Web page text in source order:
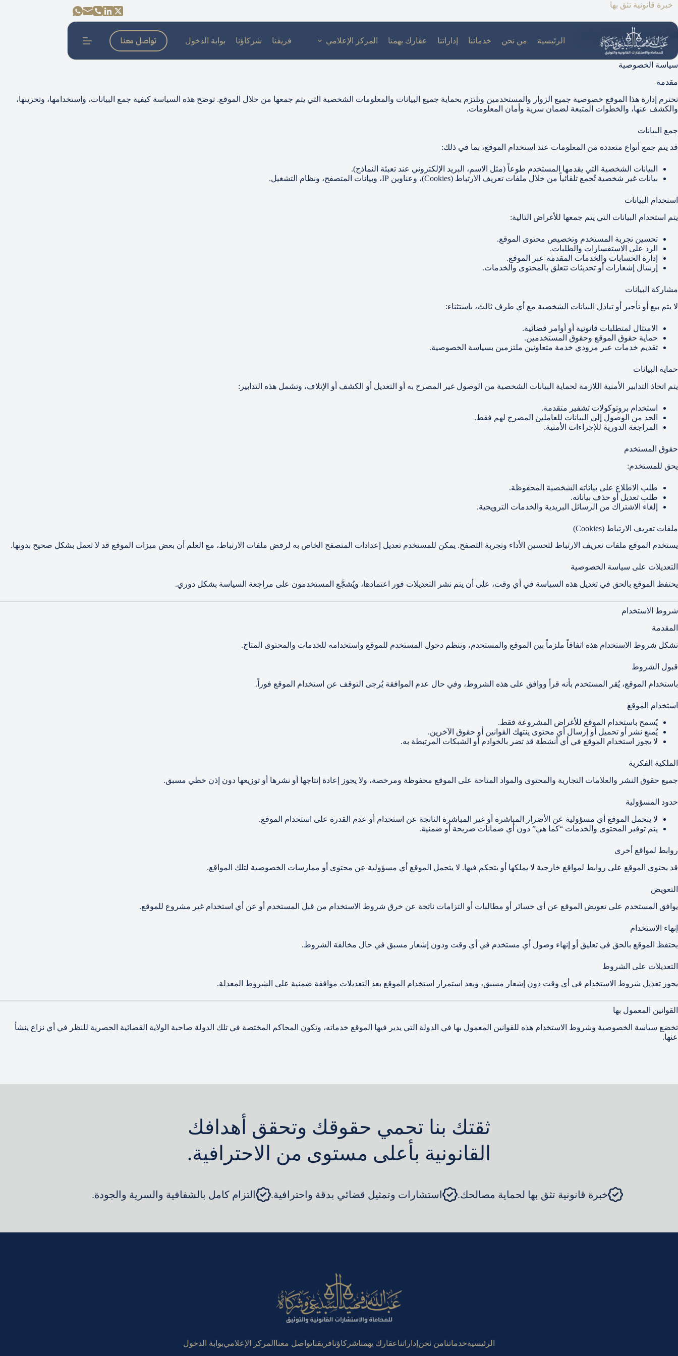
التجاوز
المحتوى
خبرة قانونية تثق بها
الرئيسية من نحن خدماتنا إداراتنا عقارك يهمنا المركز الإعلامي فريقنا شركاؤنا بوابة الدخول تواصل معنا الخصوصية وشروط الاستخدام
سياسة الخصوصية
مقدمة
تحترم إدارة هذا الموقع خصوصية جميع الزوار والمستخدمين وتلتزم بحماية جميع البيانات والمعلومات الشخصية التي يتم جمعها من خلال الموقع. توضح هذه السياسة كيفية جمع البيانات، واستخدامها، وتخزينها،
والكشف عنها، والخطوات المتبعة لضمان سرية وأمان المعلومات.
جمع البيانات
قد يتم جمع أنواع متعددة من المعلومات عند استخدام الموقع، بما في ذلك:
البيانات الشخصية التي يقدمها المستخدم طوعاً (مثل الاسم، البريد الإلكتروني عند تعبئة النماذج).
بيانات غير شخصية تُجمع تلقائياً من خلال ملفات تعريف الارتباط (Cookies)، وعناوين IP، وبيانات المتصفح، ونظام التشغيل.
استخدام البيانات
يتم استخدام البيانات التي يتم جمعها للأغراض التالية:
تحسين تجربة المستخدم وتخصيص محتوى الموقع.
الرد على الاستفسارات والطلبات.
إدارة الحسابات والخدمات المقدمة عبر الموقع.
إرسال إشعارات أو تحديثات تتعلق بالمحتوى والخدمات.
مشاركة البيانات
لا يتم بيع أو تأجير أو تبادل البيانات الشخصية مع أي طرف ثالث، باستثناء:
الامتثال لمتطلبات قانونية أو أوامر قضائية.
حماية حقوق الموقع وحقوق المستخدمين.
تقديم خدمات عبر مزودي خدمة متعاونين ملتزمين بسياسة الخصوصية.
حماية البيانات
يتم اتخاذ التدابير الأمنية اللازمة لحماية البيانات الشخصية من الوصول غير المصرح به أو التعديل أو الكشف أو الإتلاف، وتشمل هذه التدابير:
استخدام بروتوكولات تشفير متقدمة.
الحد من الوصول إلى البيانات للعاملين المصرح لهم فقط.
المراجعة الدورية للإجراءات الأمنية.
حقوق المستخدم
يحق للمستخدم:
طلب الاطلاع على بياناته الشخصية المحفوظة.
طلب تعديل أو حذف بياناته.
إلغاء الاشتراك من الرسائل البريدية والخدمات الترويجية.
ملفات تعريف الارتباط (Cookies)
يستخدم الموقع ملفات تعريف الارتباط لتحسين الأداء وتجربة التصفح. يمكن للمستخدم تعديل إعدادات المتصفح الخاص به لرفض ملفات الارتباط، مع العلم أن بعض ميزات الموقع قد لا تعمل بشكل صحيح بدونها.
التعديلات على سياسة الخصوصية
يحتفظ الموقع بالحق في تعديل هذه السياسة في أي وقت، على أن يتم نشر التعديلات فور اعتمادها، ويُشجَّع المستخدمون على مراجعة السياسة بشكل دوري.
شروط الاستخدام
المقدمة
تشكل شروط الاستخدام هذه اتفاقاً ملزماً بين الموقع والمستخدم، وتنظم دخول المستخدم للموقع واستخدامه للخدمات والمحتوى المتاح.
قبول الشروط
باستخدام الموقع، يُقر المستخدم بأنه قرأ ووافق على هذه الشروط، وفي حال عدم الموافقة يُرجى التوقف عن استخدام الموقع فوراً.
استخدام الموقع
يُسمح باستخدام الموقع للأغراض المشروعة فقط.
يُمنع نشر أو تحميل أو إرسال أي محتوى ينتهك القوانين أو حقوق الآخرين.
لا يجوز استخدام الموقع في أي أنشطة قد تضر بالخوادم أو الشبكات المرتبطة به.
الملكية الفكرية
جميع حقوق النشر والعلامات التجارية والمحتوى والمواد المتاحة على الموقع محفوظة ومرخصة، ولا يجوز إعادة إنتاجها أو نشرها أو توزيعها دون إذن خطي مسبق.
حدود المسؤولية
لا يتحمل الموقع أي مسؤولية عن الأضرار المباشرة أو غير المباشرة الناتجة عن استخدام أو عدم القدرة على استخدام الموقع.
يتم توفير المحتوى والخدمات “كما هي” دون أي ضمانات صريحة أو ضمنية.
روابط لمواقع أخرى
قد يحتوي الموقع على روابط لمواقع خارجية لا يملكها أو يتحكم فيها. لا يتحمل الموقع أي مسؤولية عن محتوى أو ممارسات الخصوصية لتلك المواقع.
التعويض
يوافق المستخدم على تعويض الموقع عن أي خسائر أو مطالبات أو التزامات ناتجة عن خرق شروط الاستخدام من قبل المستخدم أو عن أي استخدام غير مشروع للموقع.
إنهاء الاستخدام
يحتفظ الموقع بالحق في تعليق أو إنهاء وصول أي مستخدم في أي وقت ودون إشعار مسبق في حال مخالفة الشروط.
التعديلات على الشروط
يجوز تعديل شروط الاستخدام في أي وقت دون إشعار مسبق، ويعد استمرار استخدام الموقع بعد التعديلات موافقة ضمنية على الشروط المعدلة.
القوانين المعمول بها
تخضع سياسة الخصوصية وشروط الاستخدام هذه للقوانين المعمول بها في الدولة التي يدير فيها الموقع خدماته، وتكون المحاكم المختصة في تلك الدولة صاحبة الولاية القضائية الحصرية للنظر في أي نزاع ينشأ
عنها.
ثقتك بنا تحمي حقوقك وتحقق أهدافك
القانونية بأعلى مستوى من الاحترافية.
خبرة قانونية تثق بها لحماية مصالحك. استشارات وتمثيل قضائي بدقة واحترافية. التزام كامل بالشفافية والسرية والجودة.
الرئيسيةخدماتنامن نحنإداراتناعقارك يهمناشركاؤنافريقناتواصل معناالمركز الإعلاميبوابة الدخول